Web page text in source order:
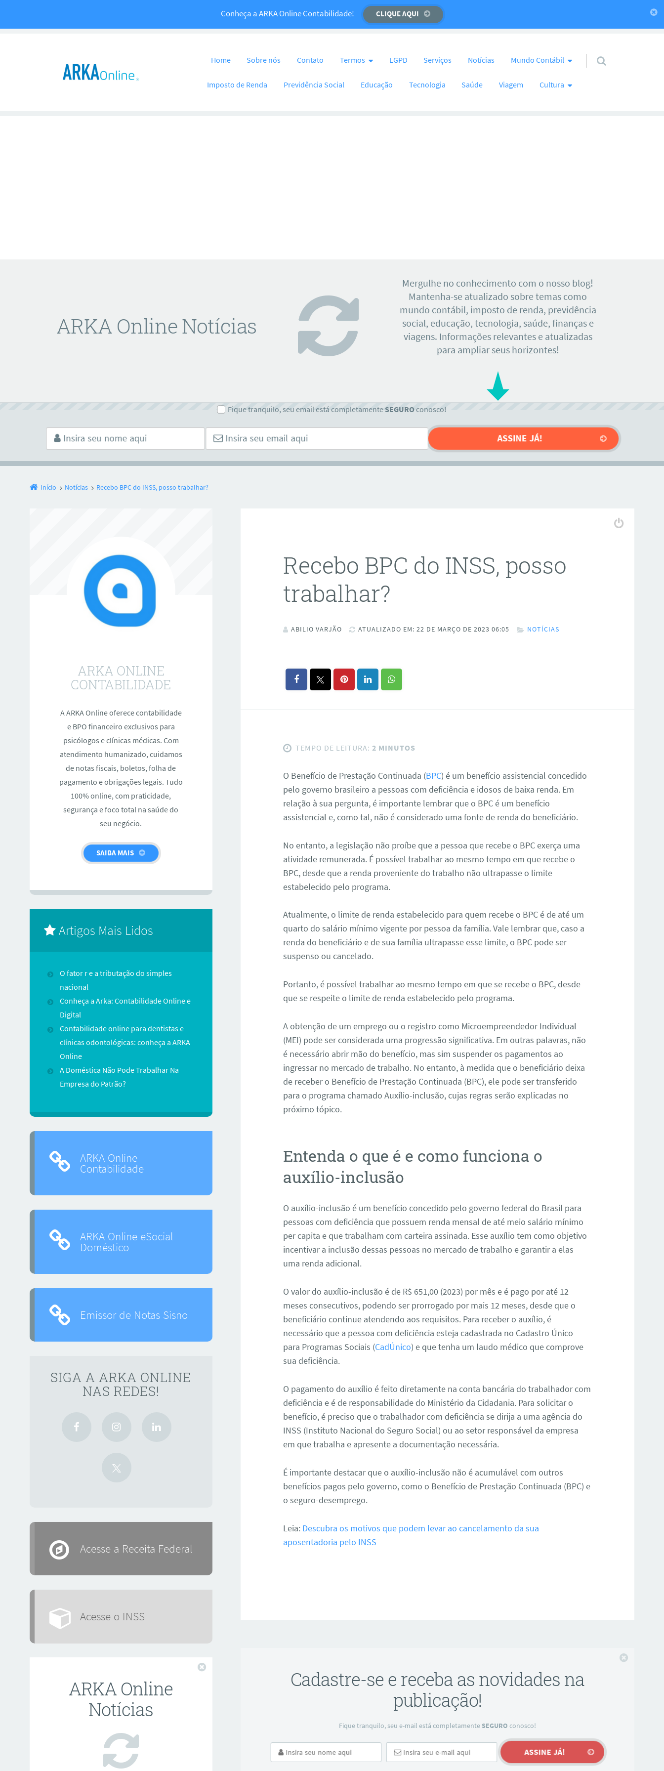
Temos um recado importante para você! CLIQUE AQUI
Conheça a ARKA Online Contabilidade! CLIQUE AQUI
Home Sobre nós Contato Termos LGPD Serviços Notícias Mundo Contábil
Imposto de Renda Previdência Social Educação Tecnologia Saúde Viagem Cultura
ARKA Online Notícias
Mergulhe no conhecimento com o nosso blog!
Mantenha-se atualizado sobre temas como
mundo contábil, imposto de renda, previdência
social, educação, tecnologia, saúde, finanças e
viagens. Informações relevantes e atualizadas
para ampliar seus horizontes!
Fique tranquilo, seu email está completamente SEGUROconosco!
Início Notícias Recebo BPC do INSS, posso trabalhar?
Recebo BPC do INSS, posso
trabalhar?
ABILIO VARJÃO ATUALIZADO EM: 22 DE MARÇO DE 2023 06:05 NOTÍCIAS
TEMPO DE LEITURA: 2 MINUTOS
O Benefício de Prestação Continuada (BPC) é um benefício assistencial concedido
pelo governo brasileiro a pessoas com deficiência e idosos de baixa renda. Em
relação à sua pergunta, é importante lembrar que o BPC é um benefício
assistencial e, como tal, não é considerado uma fonte de renda do beneficiário.
No entanto, a legislação não proíbe que a pessoa que recebe o BPC exerça uma
atividade remunerada. É possível trabalhar ao mesmo tempo em que recebe o
BPC, desde que a renda proveniente do trabalho não ultrapasse o limite
estabelecido pelo programa.
Atualmente, o limite de renda estabelecido para quem recebe o BPC é de até um
quarto do salário mínimo vigente por pessoa da família. Vale lembrar que, caso a
renda do beneficiário e de sua família ultrapasse esse limite, o BPC pode ser
suspenso ou cancelado.
Portanto, é possível trabalhar ao mesmo tempo em que se recebe o BPC, desde
que se respeite o limite de renda estabelecido pelo programa.
A obtenção de um emprego ou o registro como Microempreendedor Individual
(MEI) pode ser considerada uma progressão significativa. Em outras palavras, não
é necessário abrir mão do benefício, mas sim suspender os pagamentos ao
ingressar no mercado de trabalho. No entanto, à medida que o beneficiário deixa
de receber o Benefício de Prestação Continuada (BPC), ele pode ser transferido
para o programa chamado Auxílio-inclusão, cujas regras serão explicadas no
próximo tópico.
Entenda o que é e como funciona o
auxílio-inclusão
O auxílio-inclusão é um benefício concedido pelo governo federal do Brasil para
pessoas com deficiência que possuem renda mensal de até meio salário mínimo
per capita e que trabalham com carteira assinada. Esse auxílio tem como objetivo
incentivar a inclusão dessas pessoas no mercado de trabalho e garantir a elas
uma renda adicional.
O valor do auxílio-inclusão é de R$ 651,00 (2023) por mês e é pago por até 12
meses consecutivos, podendo ser prorrogado por mais 12 meses, desde que o
beneficiário continue atendendo aos requisitos. Para receber o auxílio, é
necessário que a pessoa com deficiência esteja cadastrada no Cadastro Único
para Programas Sociais (CadÚnico) e que tenha um laudo médico que comprove
sua deficiência.
O pagamento do auxílio é feito diretamente na conta bancária do trabalhador com
deficiência e é de responsabilidade do Ministério da Cidadania. Para solicitar o
benefício, é preciso que o trabalhador com deficiência se dirija a uma agência do
INSS (Instituto Nacional do Seguro Social) ou ao setor responsável da empresa
em que trabalha e apresente a documentação necessária.
É importante destacar que o auxílio-inclusão não é acumulável com outros
benefícios pagos pelo governo, como o Benefício de Prestação Continuada (BPC) e
o seguro-desemprego.
Leia: Descubra os motivos que podem levar ao cancelamento da sua
aposentadoria pelo INSS
Cadastre-se e receba as novidades na
publicação!
Fique tranquilo, seu e-mail está completamenteSEGURO conosco!
ARKA ONLINE
CONTABILIDADE
A ARKA Online oferece contabilidade
e BPO financeiro exclusivos para
psicólogos e clínicas médicas. Com
atendimento humanizado, cuidamos
de notas fiscais, boletos, folha de
pagamento e obrigações legais. Tudo
100% online, com praticidade,
segurança e foco total na saúde do
seu negócio.
SAIBA MAIS
Artigos Mais Lidos
O fator r e a tributação do simples
nacional
Conheça a Arka: Contabilidade Online e
Digital
Contabilidade online para dentistas e
clínicas odontológicas: conheça a ARKA
Online
A Doméstica Não Pode Trabalhar Na
Empresa do Patrão?
ARKA Online
Contabilidade
ARKA Online eSocial
Doméstico
Emissor de Notas Sisno
SIGA A ARKA ONLINE
NAS REDES!
Acesse a Receita Federal
Acesse o INSS
ARKA Online
Notícias